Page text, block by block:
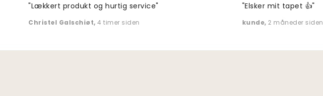
"Lækkert produkt og hurtig service"
Christel Galschiøt, 4 timer siden
"Elsker mit tapet 👍"
kunde, 2 måneder siden